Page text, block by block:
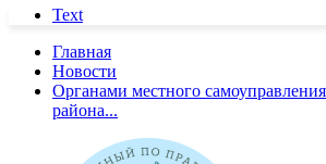
Text
Главная
Новости
Органами местного
района...